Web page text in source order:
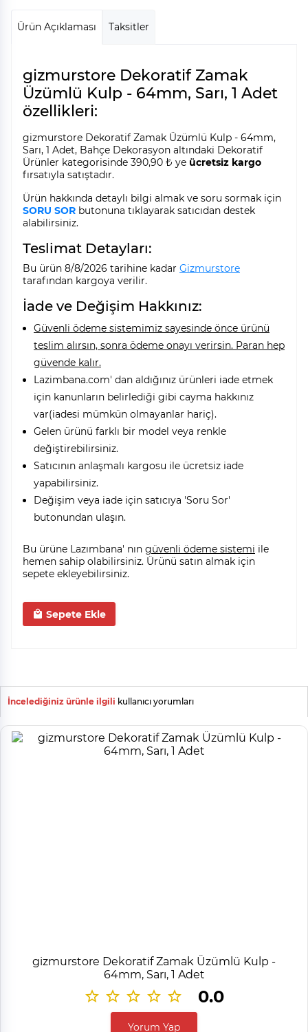
Ürün Açıklaması Taksitler
gizmurstore Dekoratif Zamak
Üzümlü Kulp - 64mm, Sarı, 1 Adet
özellikleri:
gizmurstore Dekoratif Zamak Üzümlü Kulp - 64mm,
Sarı, 1 Adet, Bahçe Dekorasyon altındaki Dekoratif
Ürünler kategorisinde 390,90 ₺ ye ücretsiz kargo
fırsatıyla satıştadır.
Ürün hakkında detaylı bilgi almak ve soru sormak için
SORU SOR butonuna tıklayarak satıcıdan destek
alabilirsiniz.
Teslimat Detayları:
Bu ürün 8/8/2026 tarihine kadar Gizmurstore
tarafından kargoya verilir.
İade ve Değişim Hakkınız:
Güvenli ödeme sistemimiz sayesinde önce ürünü
teslim alırsın, sonra ödeme onayı verirsin. Paran hep
güvende kalır.
Lazimbana.com' dan aldığınız ürünleri iade etmek
için kanunların belirlediği gibi cayma hakkınız
var(iadesi mümkün olmayanlar hariç).
Gelen ürünü farklı bir model veya renkle
değiştirebilirsiniz.
Satıcının anlaşmalı kargosu ile ücretsiz iade
yapabilirsiniz.
Değişim veya iade için satıcıya 'Soru Sor'
butonundan ulaşın.
Bu ürüne Lazımbana' nın güvenli ödeme sistemi ile
hemen sahip olabilirsiniz. Ürünü satın almak için
sepete ekleyebilirsiniz.
Sepete Ekle
İncelediğiniz ürünle ilgili kullanıcı yorumları
gizmurstore Dekoratif Zamak Üzümlü Kulp -
64mm, Sarı, 1 Adet
0.0
Yorum Yap